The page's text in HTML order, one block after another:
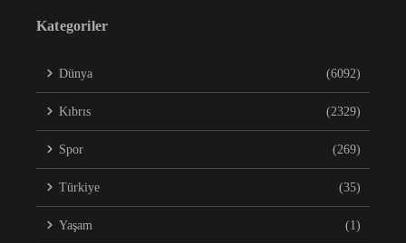
Kategoriler
Dünya (6092)
Kıbrıs (2329)
Spor (269)
Türkiye (35)
Yaşam (1)